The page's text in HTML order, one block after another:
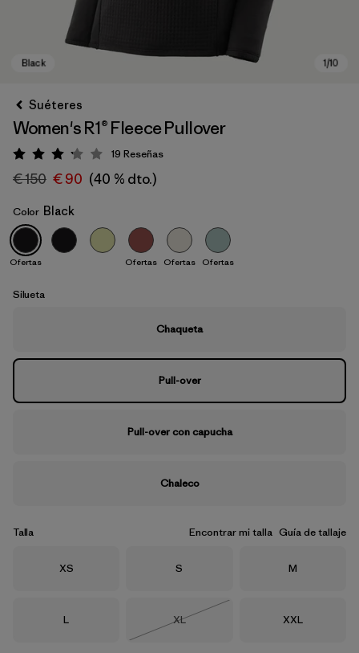
Black
Suéteres
Women's R1® Fleece Pullover
Puntuación: 3.2 / 5
19 Reseñas
€ 150 € 90 (40 % dto.)
Color Black
Ofertas Ofertas Ofertas Ofertas
Silueta
Chaqueta
Pull-over
Pull-over con capucha
Chaleco
Talla Encontrar mi talla Guía de tallaje
Talla
XS Talla
S Talla
M
Talla
L Talla
XL
Talla
XXL